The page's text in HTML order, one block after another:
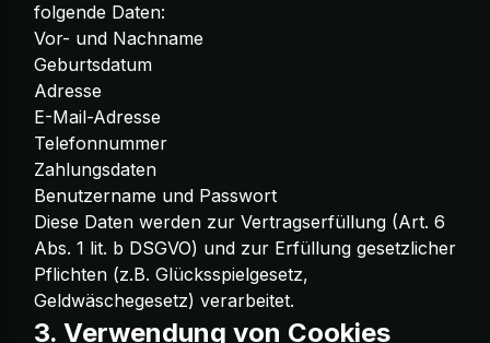
folgende Daten:
Vor- und Nachname
Geburtsdatum
Adresse
E-Mail-Adresse
Telefonnummer
Zahlungsdaten
Benutzername und Passwort
Diese Daten werden zur Vertragserfüllung (Art. 6
Abs. 1 lit. b DSGVO) und zur Erfüllung gesetzlicher
Pflichten (z.B. Glücksspielgesetz,
Geldwäschegesetz) verarbeitet.
3. Verwendung von Cookies